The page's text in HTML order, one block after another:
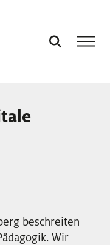
beschreiten
Wir